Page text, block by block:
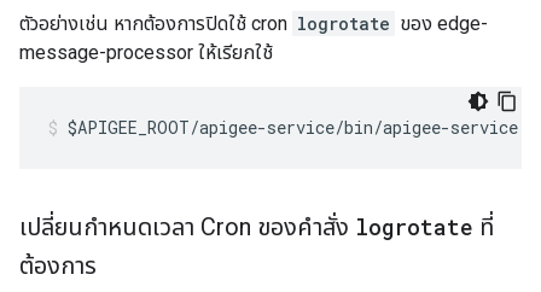
ตัวอย่างเช่น หากต้องการปิดใช้ cron logrotate ของ edge-
message-processor ให้เรียกใช้
$APIGEE_ROOT/apigee-service/bin/apigee-service
เปลี่ยนกำหนดเวลา Cron ของคำสั่ง logrotate ที่
ต้องการ